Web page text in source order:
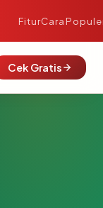
FiturCara
Cek Gratis